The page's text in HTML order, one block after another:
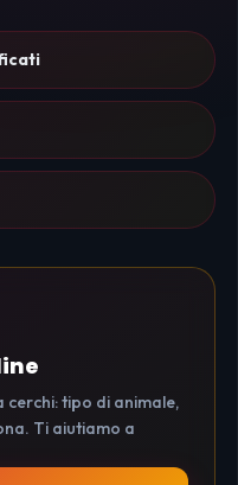
cerchi: tipo di animale,
Ti aiutiamo a